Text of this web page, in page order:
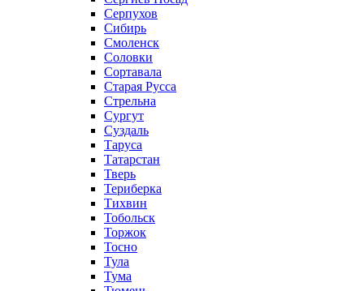
Серпухов
Сибирь
Смоленск
Соловки
Сортавала
Старая Русса
Стрельна
Сургут
Суздаль
Таруса
Татарстан
Тверь
Териберка
Тихвин
Тобольск
Торжок
Тосно
Тула
Тума